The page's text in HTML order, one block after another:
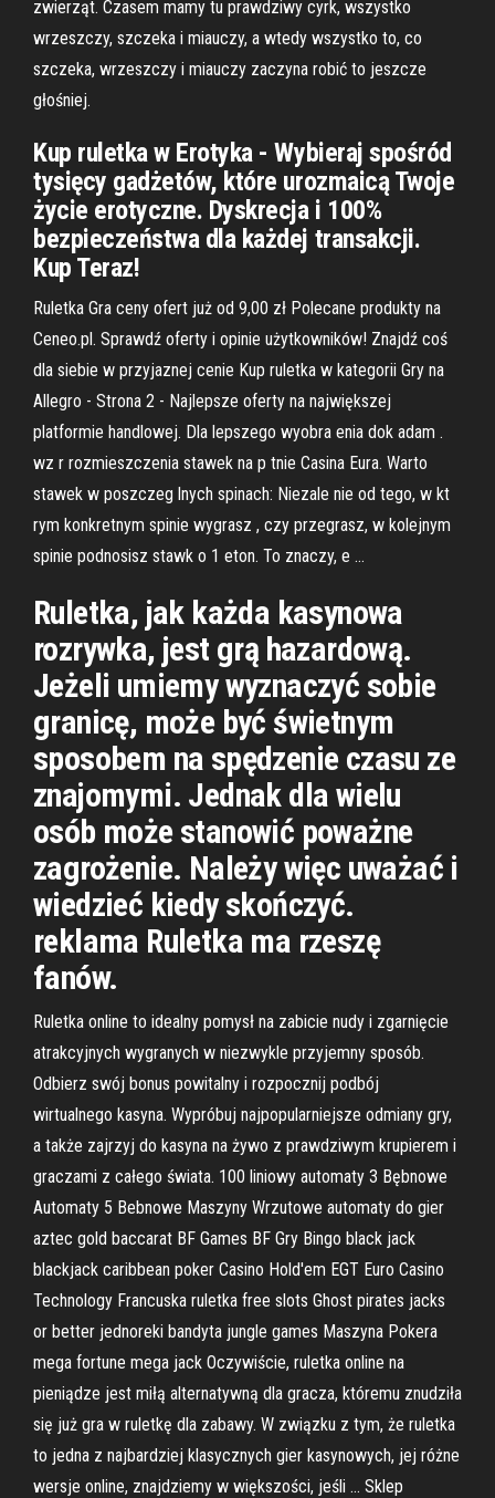
zwierząt. Czasem mamy tu prawdziwy cyrk, wszystko
wrzeszczy, szczeka i miauczy, a wtedy wszystko to, co
szczeka, wrzeszczy i miauczy zaczyna robić to jeszcze
głośniej.
Kup ruletka w Erotyka - Wybieraj spośród
tysięcy gadżetów, które urozmaicą Twoje
życie erotyczne. Dyskrecja i 100%
bezpieczeństwa dla każdej transakcji.
Kup Teraz!
Ruletka Gra ceny ofert już od 9,00 zł Polecane produkty na
Ceneo.pl. Sprawdź oferty i opinie użytkowników! Znajdź coś
dla siebie w przyjaznej cenie Kup ruletka w kategorii Gry na
Allegro - Strona 2 - Najlepsze oferty na największej
platformie handlowej. Dla lepszego wyobra enia dok adam .
wz r rozmieszczenia stawek na p tnie Casina Eura. Warto
stawek w poszczeg lnych spinach: Niezale nie od tego, w kt
rym konkretnym spinie wygrasz , czy przegrasz, w kolejnym
spinie podnosisz stawk o 1 eton. To znaczy, e …
Ruletka, jak każda kasynowa
rozrywka, jest grą hazardową.
Jeżeli umiemy wyznaczyć sobie
granicę, może być świetnym
sposobem na spędzenie czasu ze
znajomymi. Jednak dla wielu
osób może stanowić poważne
zagrożenie. Należy więc uważać i
wiedzieć kiedy skończyć.
reklama Ruletka ma rzeszę
fanów.
Ruletka online to idealny pomysł na zabicie nudy i zgarnięcie
atrakcyjnych wygranych w niezwykle przyjemny sposób.
Odbierz swój bonus powitalny i rozpocznij podbój
wirtualnego kasyna. Wypróbuj najpopularniejsze odmiany gry,
a także zajrzyj do kasyna na żywo z prawdziwym krupierem i
graczami z całego świata. 100 liniowy automaty 3 Bębnowe
Automaty 5 Bebnowe Maszyny Wrzutowe automaty do gier
aztec gold baccarat BF Games BF Gry Bingo black jack
blackjack caribbean poker Casino Hold'em EGT Euro Casino
Technology Francuska ruletka free slots Ghost pirates jacks
or better jednoreki bandyta jungle games Maszyna Pokera
mega fortune mega jack Oczywiście, ruletka online na
pieniądze jest miłą alternatywną dla gracza, któremu znudziła
się już gra w ruletkę dla zabawy. W związku z tym, że ruletka
to jedna z najbardziej klasycznych gier kasynowych, jej różne
wersje online, znajdziemy w większości, jeśli … Sklep